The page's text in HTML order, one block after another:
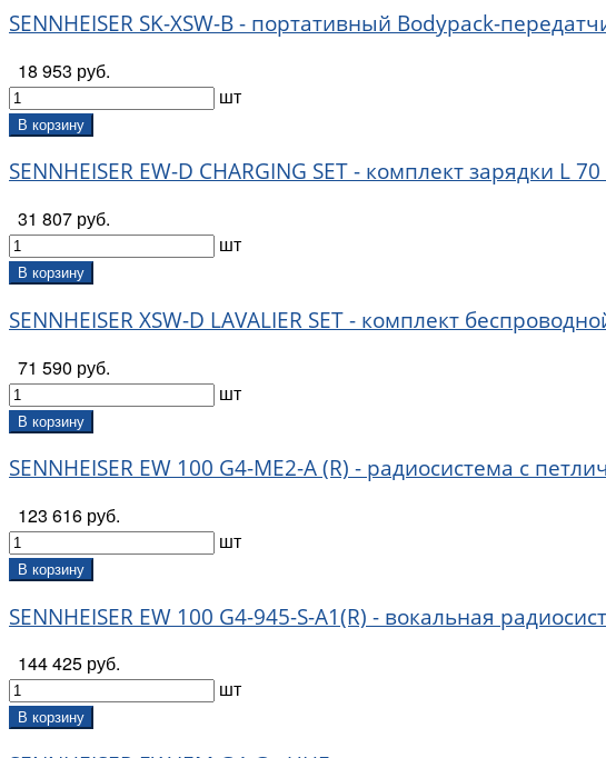
SENNHEISER SK-XSW-B - портативный Bodypack-
18 953 руб.
шт
В корзину
SENNHEISER EW-D CHARGING SET - комплект зарядки L
31 807 руб.
шт
В корзину
SENNHEISER XSW-D LAVALIER SET - комплект
71 590 руб.
шт
В корзину
SENNHEISER EW 100 G4-ME2-A (R) - радиосистема с
123 616 руб.
шт
В корзину
SENNHEISER EW 100 G4-945-S-A1(R) - вокальная
144 425 руб.
шт
В корзину